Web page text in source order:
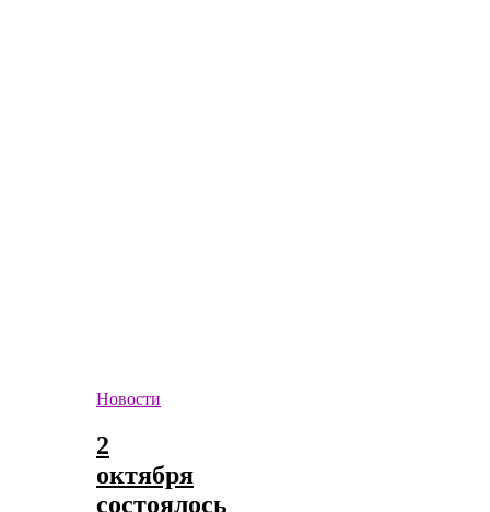
Новости
2
октября
состоялось